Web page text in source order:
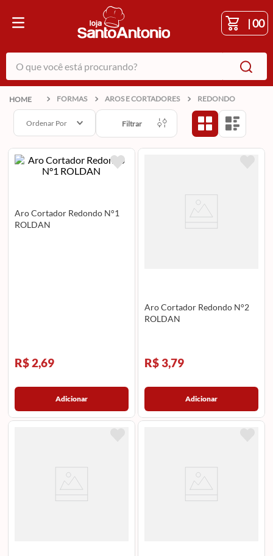
|00
O que você está procurando?
FORMAS AROS E CORTADORES REDONDO
Ordenar Por Filtrar
Aro Cortador Redondo N°1
ROLDAN
R$ 2,69
Adicionar
Aro Cortador Redondo N°2
ROLDAN
R$ 3,79
Adicionar